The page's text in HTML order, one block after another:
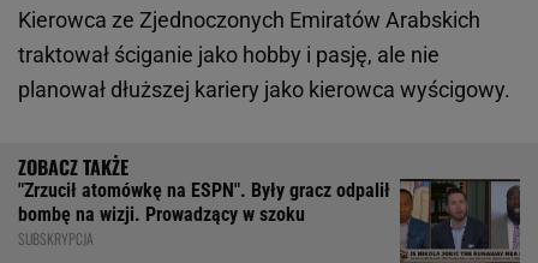
Kierowca ze Zjednoczonych Emiratów Arabskich
traktował ściganie jako hobby i pasję, ale nie
planował dłuższej kariery jako kierowca wyścigowy.
"Zrzucił atomówkę na ESPN". Były gracz odpalił
bombę na wizji. Prowadzący w szoku
SUBSKRYPCJA